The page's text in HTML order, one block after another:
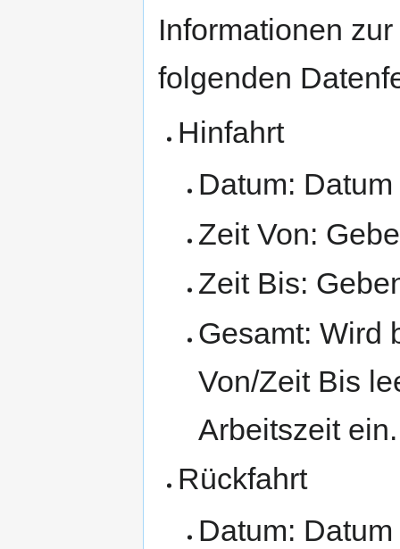
Informationen
folgenden
Hinfahrt
Datum:
Zeit Von:
Zeit Bis:
Gesamt: Wird
Von/Zeit Bis
Arbeitszeit ein.
Rückfahrt
Datum: